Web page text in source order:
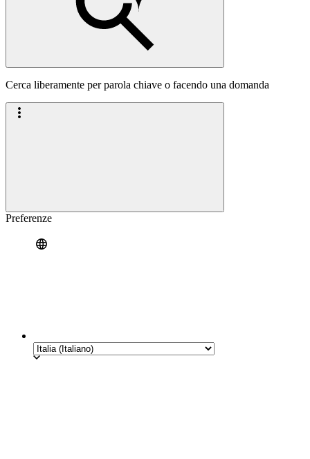
Cerca liberamente per parola chiave o facendo una domanda
Preferenze